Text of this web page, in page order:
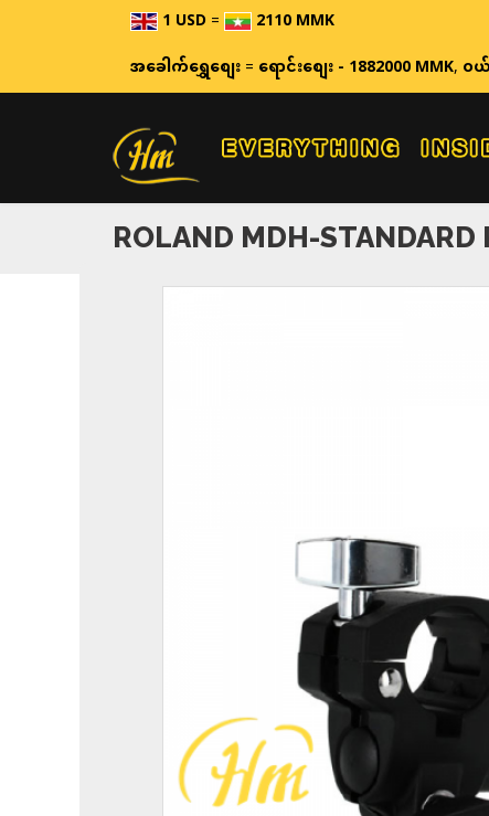
1 USD= 2110 MMK ဈေးနှု
အခေါက်ရွှေစျေး=ရောင်းစျေး - 1882000 MMK,ဝယ်
ROLAND MDH-STANDARD